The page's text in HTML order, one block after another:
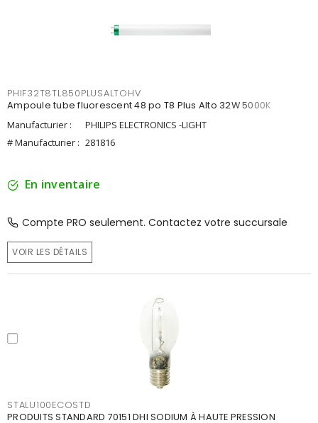
PHIF32T8TL850PLUSALTOHV
Ampoule tube fluorescent 48 po T8 Plus Alto 32W 5000K
Manufacturier :
PHILIPS ELECTRONICS -LIGHT
# Manufacturier : 281816
En inventaire
Compte PRO seulement. Contactez votre succursale
VOIR LES DÉTAILS
STALU100ECOSTD
PRODUITS STANDARD 70151 DHI SODIUM À HAUTE PRESSION